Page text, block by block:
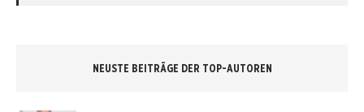
NEUSTE BEITRÄGE DER TOP-AUTOREN